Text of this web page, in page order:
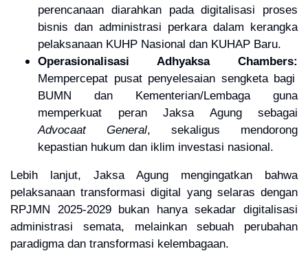
perencanaan diarahkan pada digitalisasi proses
bisnis dan administrasi perkara dalam kerangka
pelaksanaan KUHP Nasional dan KUHAP Baru.
Operasionalisasi Adhyaksa Chambers:
Mempercepat pusat penyelesaian sengketa bagi
BUMN dan Kementerian/Lembaga guna
memperkuat peran Jaksa Agung sebagai
Advocaat General, sekaligus mendorong
kepastian hukum dan iklim investasi nasional.
Lebih lanjut, Jaksa Agung mengingatkan bahwa
pelaksanaan transformasi digital yang selaras dengan
RPJMN 2025-2029 bukan hanya sekadar digitalisasi
administrasi semata, melainkan sebuah perubahan
paradigma dan transformasi kelembagaan.